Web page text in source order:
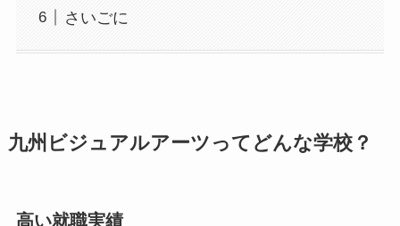
さいごに
九州ビジュアルアーツってどんな学校？
高い就職実績